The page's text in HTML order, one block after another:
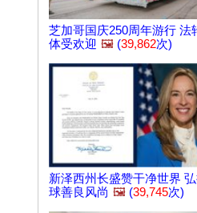
芝加哥国庆250周年游行 法
体受欢迎 🖼️ (39,862次)
新泽西州长盛赞干净世界
球善良风尚 🖼️ (39,745次)